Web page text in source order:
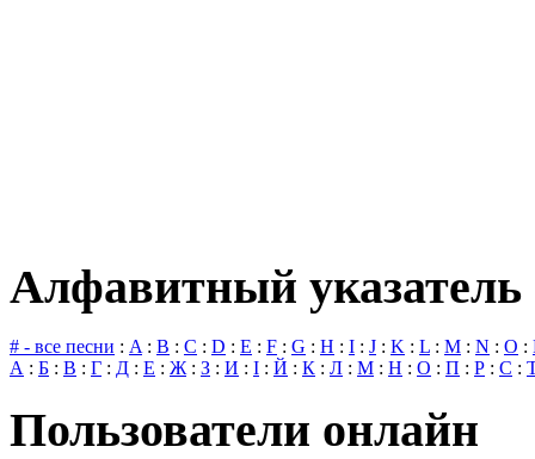
Алфавитный указатель
# - все песни : A: B : C : D : E : F : G : H : I : J : K : L : M : N : O :
А : Б : В : Г : Д : Е : Ж: З : И : І : Й : К : Л : М : Н : О : П : Р : С :
Пользователи онлайн